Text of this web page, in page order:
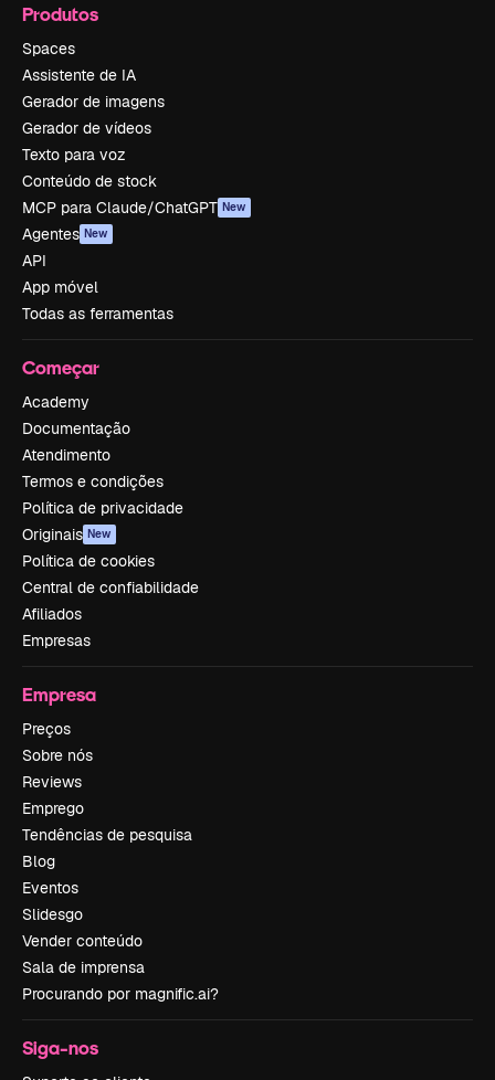
Produtos
Spaces
Assistente de IA
Gerador de imagens
Gerador de vídeos
Texto para voz
Conteúdo de stock
MCP para Claude/ChatGPT New
Agentes New
API
App móvel
Todas as ferramentas
Começar
Academy
Documentação
Atendimento
Termos e condições
Política de privacidade
Originais New
Política de cookies
Central de confiabilidade
Afiliados
Empresas
Empresa
Preços
Sobre nós
Reviews
Emprego
Tendências de pesquisa
Blog
Eventos
Slidesgo
Vender conteúdo
Sala de imprensa
Procurando por magnific.ai?
Siga-nos